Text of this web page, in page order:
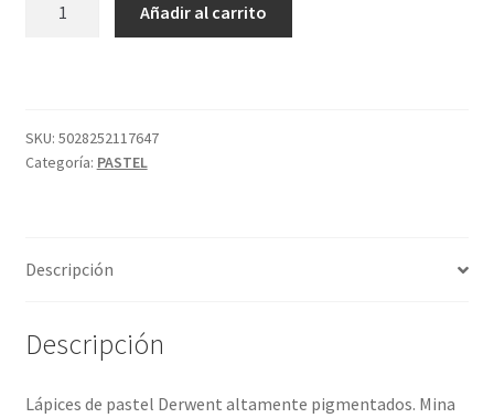
cantidad
Añadir al carrito
SKU: 5028252117647
Categoría: PASTEL
Descripción
Descripción
Lápices de pastel Derwent altamente pigmentados. Mina